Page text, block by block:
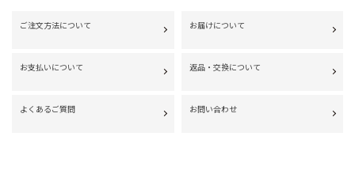
ご注文方法について お届けについて
お支払いについて 返品・交換について
よくあるご質問 お問い合わせ